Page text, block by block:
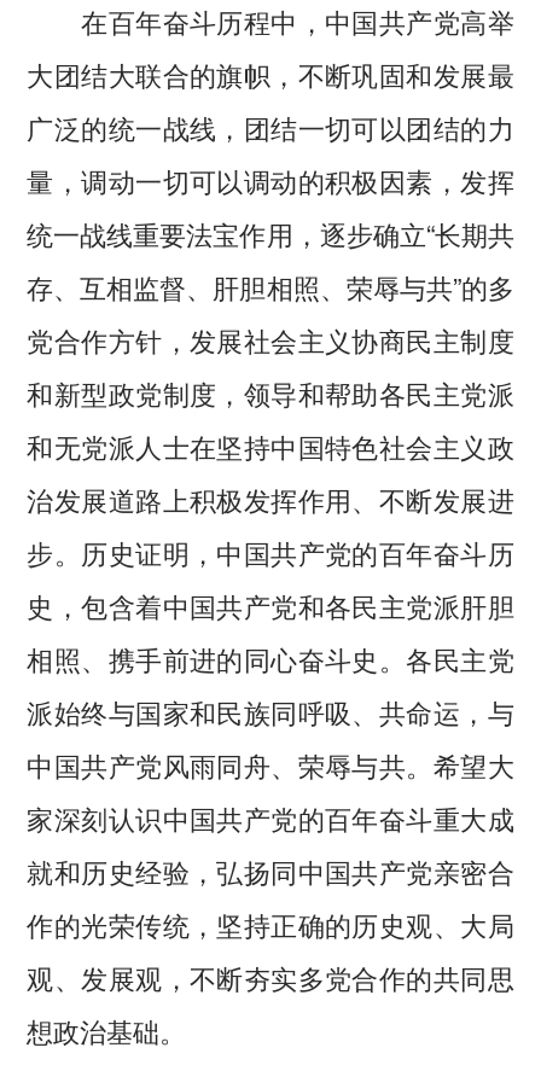
在百年奋斗历程中，中国共产党高举
大团结大联合的旗帜，不断巩固和发展最
广泛的统一战线，团结一切可以团结的力
量，调动一切可以调动的积极因素，发挥
统一战线重要法宝作用，逐步确立“长期共
存、互相监督、肝胆相照、荣辱与共”的多
党合作方针，发展社会主义协商民主制度
和新型政党制度，领导和帮助各民主党派
和无党派人士在坚持中国特色社会主义政
治发展道路上积极发挥作用、不断发展进
步。历史证明，中国共产党的百年奋斗历
史，包含着中国共产党和各民主党派肝胆
相照、携手前进的同心奋斗史。各民主党
派始终与国家和民族同呼吸、共命运，与
中国共产党风雨同舟、荣辱与共。希望大
家深刻认识中国共产党的百年奋斗重大成
就和历史经验，弘扬同中国共产党亲密合
作的光荣传统，坚持正确的历史观、大局
观、发展观，不断夯实多党合作的共同思
想政治基础。